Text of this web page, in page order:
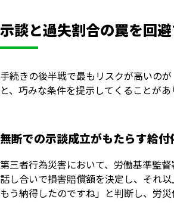
示談と過失割合の罠を回
手続きの後半戦で最もリスクが高いの
と、巧みな条件を提示してくることが
無断での示談成立がもたらす給付
第三者行為災害において、労働基準監
話し合いで損害賠償額を決定し、それ
もう納得したのですね」と判断し、労